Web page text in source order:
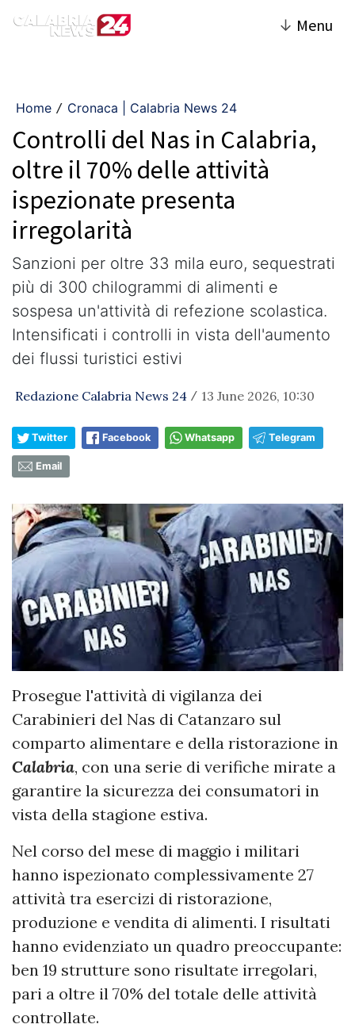
↓ Menu
Home / Cronaca | Calabria News 24
Controlli del Nas in Calabria,
oltre il 70% delle attività
ispezionate presenta
irregolarità
Sanzioni per oltre 33 mila euro, sequestrati
più di 300 chilogrammi di alimenti e
sospesa un'attività di refezione scolastica.
Intensificati i controlli in vista dell'aumento
dei flussi turistici estivi
Redazione Calabria News 24 / 13 June 2026, 10:30
Twitter Facebook Whatsapp Telegram
Email
Prosegue l'attività di vigilanza dei
Carabinieri del Nas di Catanzaro sul
comparto alimentare e della ristorazione in
Calabria, con una serie di verifiche mirate a
garantire la sicurezza dei consumatori in
vista della stagione estiva.
Nel corso del mese di maggio i militari
hanno ispezionato complessivamente 27
attività tra esercizi di ristorazione,
produzione e vendita di alimenti. I risultati
hanno evidenziato un quadro preoccupante:
ben 19 strutture sono risultate irregolari,
pari a oltre il 70% del totale delle attività
controllate.